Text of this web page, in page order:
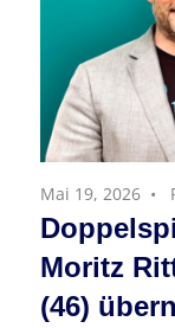
Mai 19, 2026
Moritz
(46)